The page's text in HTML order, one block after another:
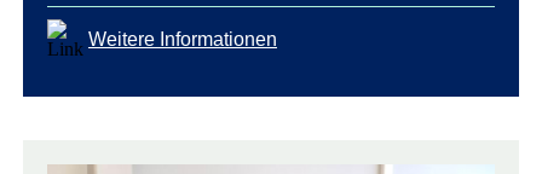
Weitere Informationen